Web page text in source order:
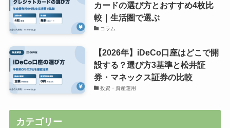
カードの選び方とおすすめ4枚比
較｜生活圏で選ぶ
コラム
【2026年】iDeCo口座はどこで開
設する？選び方3基準と松井証
券・マネックス証券の比較
投資・資産運用
カテゴリー